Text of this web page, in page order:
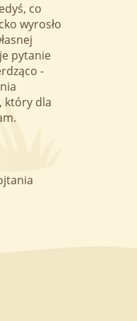
co
wyrosło
pytanie
-
który dla